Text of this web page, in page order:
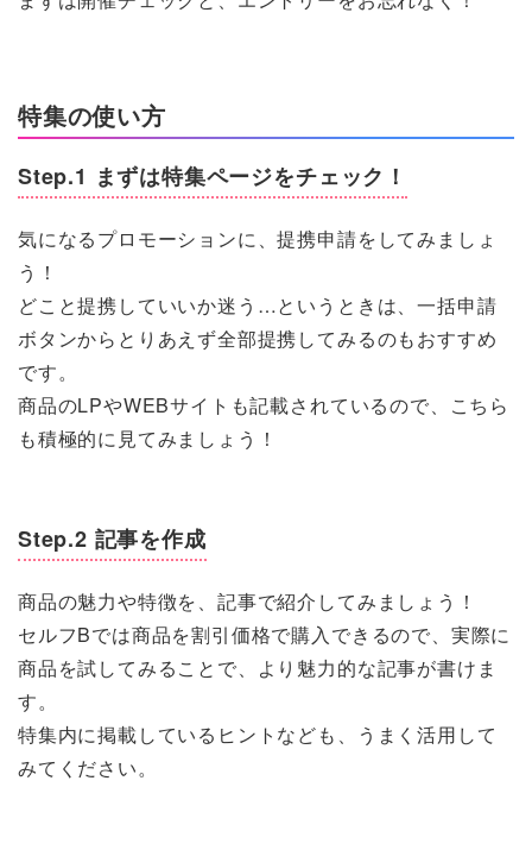
特集の使い方
Step.1 まずは特集ページをチェック！
気になるプロモーションに、提携申請をしてみましょ
う！
どこと提携していいか迷う…というときは、一括申請
ボタンからとりあえず全部提携してみるのもおすすめ
です。
商品のLPやWEBサイトも記載されているので、こちら
も積極的に見てみましょう！
Step.2 記事を作成
商品の魅力や特徴を、記事で紹介してみましょう！
セルフBでは商品を割引価格で購入できるので、実際に
商品を試してみることで、より魅力的な記事が書けま
す。
特集内に掲載しているヒントなども、うまく活用して
みてください。